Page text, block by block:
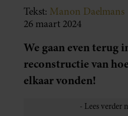
Tekst: Manon Daelmans
26 maart 2024
We gaan even terug
reconstructie van
elkaar vonden!